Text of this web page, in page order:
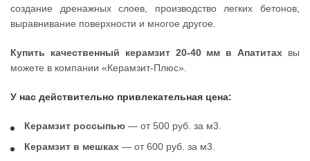
создание дренажных слоев, производство легких бетонов,
выравнивание поверхности и многое другое.
Купить качественный керамзит 20-40 мм в Апатитах вы
можете в компании «Керамзит-Плюс».
У нас действительно привлекательная цена:
Керамзит россыпью — от 500 руб. за м3.
Керамзит в мешках — от 600 руб. за м3.